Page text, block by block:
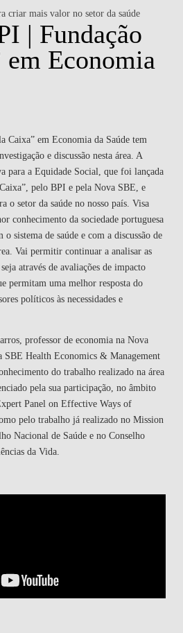
criar mais valor no setor da saúde
| Fundação
em Economia
Caixa” em Economia da Saúde tem
e discussão nesta área. A
para a Equidade Social, que foi lançada
pelo BPI e pela Nova SBE, e
o setor da saúde no nosso país. Visa
conhecimento da sociedade portuguesa
sistema de saúde e com a discussão de
Vai permitir continuar a analisar as
através de avaliações de impacto
permitam uma melhor resposta do
políticos às necessidades e
, professor de economia na Nova
SBE Health Economics & Management
do trabalho realizado na área
pela sua participação, no âmbito
Panel on Effective Ways of
pelo trabalho já realizado no Mission
Nacional de Saúde e no Conselho
da Vida.